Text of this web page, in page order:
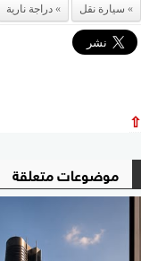
سيارة نقل
دراجة نارية
⇧
موضوعات متعلقة